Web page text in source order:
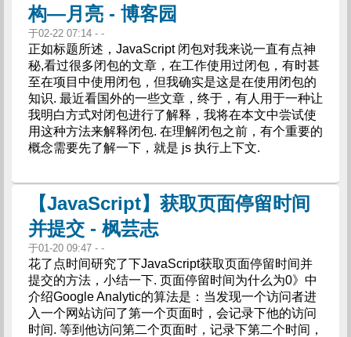
构—月亮 - 博客园
于02-22 07:14 - -
正如标题所述，JavaScript 闭包对我来说一直有点神
秘,看过很多闭包的文章，在工作使用过闭包，有时甚
至在项目中使用闭包，但我确实是这是在使用闭包的
知识. 最近看国外的一些文章，终于，有人用于一种让
我明白方式对闭包进行了解释，我将在本文中尝试使
用这种方法来解释闭包. 在理解闭包之前，有个重要的
概念需要先了解一下，就是 js 执行上下文.
【JavaScript】获取页面停留时间
并提交 - 枫芸志
于01-20 09:47 - -
花了点时间研究了下JavaScript获取页面停留时间并
提交的方法，小结一下. 页面停留时间为什么为0》中
介绍Google Analytic的算法是：当发现一个访问者进
入一个网站访问了第一个页面时，会记录下他的访问
时间. 等到他访问第二个页面时，记录下第二个时间，